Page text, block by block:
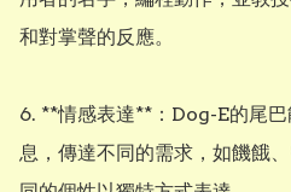
和對掌聲的反應。
6. **情感表達**：Dog-E的尾
息，傳達不同的需求，如饑餓